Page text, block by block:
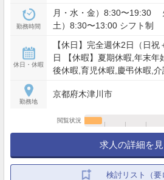
勤務時間
月・水・金）8:30〜19:30
土）8:30〜13:00 シフト制
休日・休暇
【休日】完全週休2日（日
日 【休暇】夏期休暇,年末年
後休暇,育児休暇,慶弔休暇,
勤務地
京都府木津川市
閲覧状況
求人の詳細を
検討リスト（要